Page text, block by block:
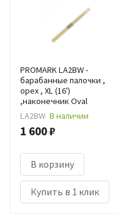
PROMARK LA2BW -
барабанные палочки ,
орех , XL (16')
,наконечник Oval
LA2BW В наличии
1 600 ₽
В корзину
Купить в 1 клик